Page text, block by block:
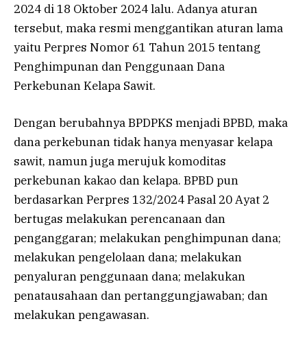
2024 di 18 Oktober 2024 lalu. Adanya aturan
tersebut, maka resmi menggantikan aturan lama
yaitu Perpres Nomor 61 Tahun 2015 tentang
Penghimpunan dan Penggunaan Dana
Perkebunan Kelapa Sawit.
Dengan berubahnya BPDPKS menjadi BPBD, maka
dana perkebunan tidak hanya menyasar kelapa
sawit, namun juga merujuk komoditas
perkebunan kakao dan kelapa. BPBD pun
berdasarkan Perpres 132/2024 Pasal 20 Ayat 2
bertugas melakukan perencanaan dan
penganggaran; melakukan penghimpunan dana;
melakukan pengelolaan dana; melakukan
penyaluran penggunaan dana; melakukan
penatausahaan dan pertanggungjawaban; dan
melakukan pengawasan.